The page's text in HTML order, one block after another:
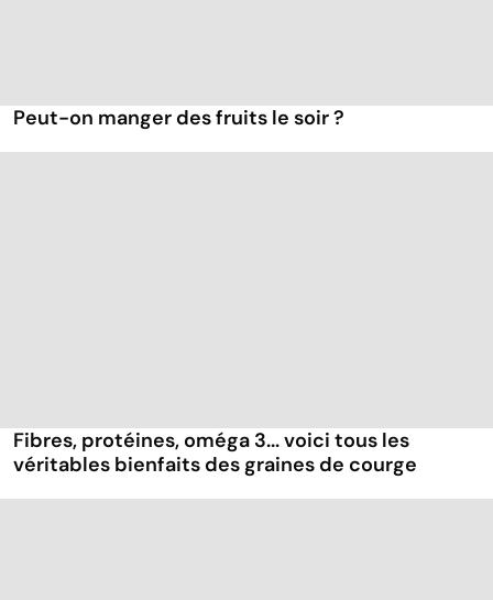
Peut-on manger des fruits le soir ?
Fibres, protéines, oméga 3... voici tous les
véritables bienfaits des graines de courge